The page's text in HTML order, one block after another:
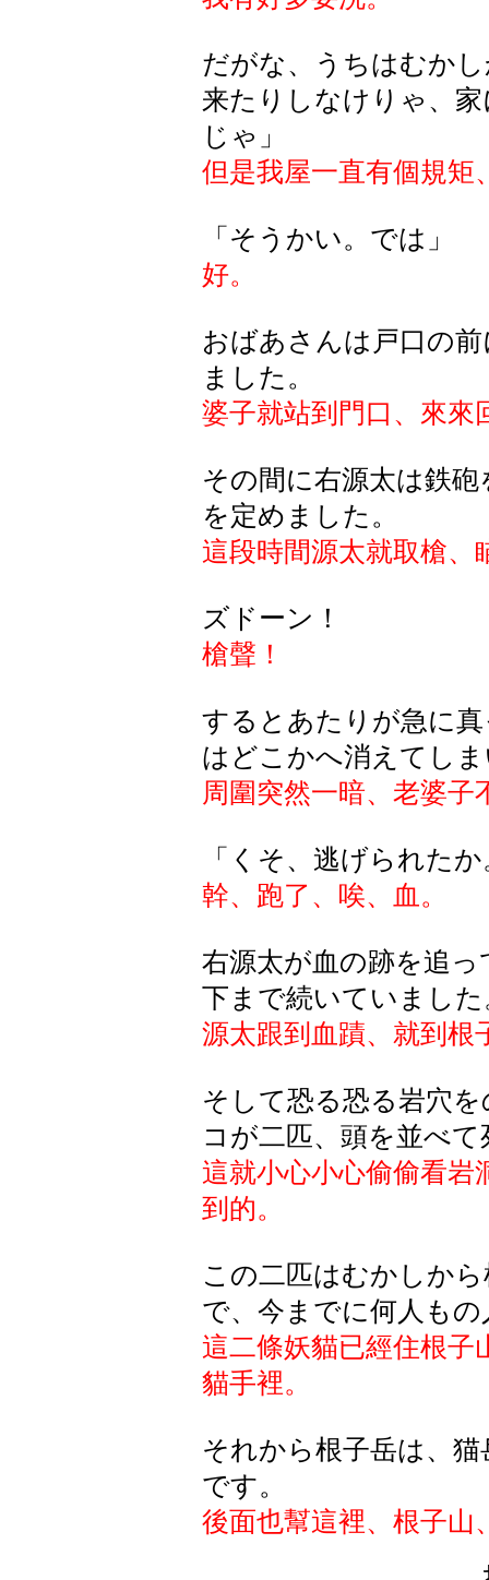
だがな、うちはむか
来たりしなけりゃ、
じゃ」
但是我屋一直有個規矩
「そうかい。では」
好。
おばあさんは戸口の
ました。
婆子就站到門口、來來
その間に右源太は鉄
を定めました。
這段時間源太就取槍、
ズドーン！
槍聲！
するとあたりが急に
はどこかへ消えてし
周圍突然一暗、老婆子
「くそ、逃げられた
幹、跑了、唉、血。
右源太が血の跡を追
下まで続いていました
源太跟到血蹟、就到根
そして恐る恐る岩穴
コが二匹、頭を並べ
這就小心小心偷偷看岩
到的。
この二匹はむかしか
で、今までに何人も
這二條妖貓已經住根子
貓手裡。
それから根子岳は、
です。
後面也幫這裡、根子山